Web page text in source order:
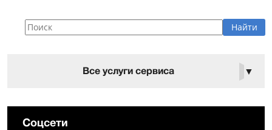
Все услуги сервиса ▼
Соцсети